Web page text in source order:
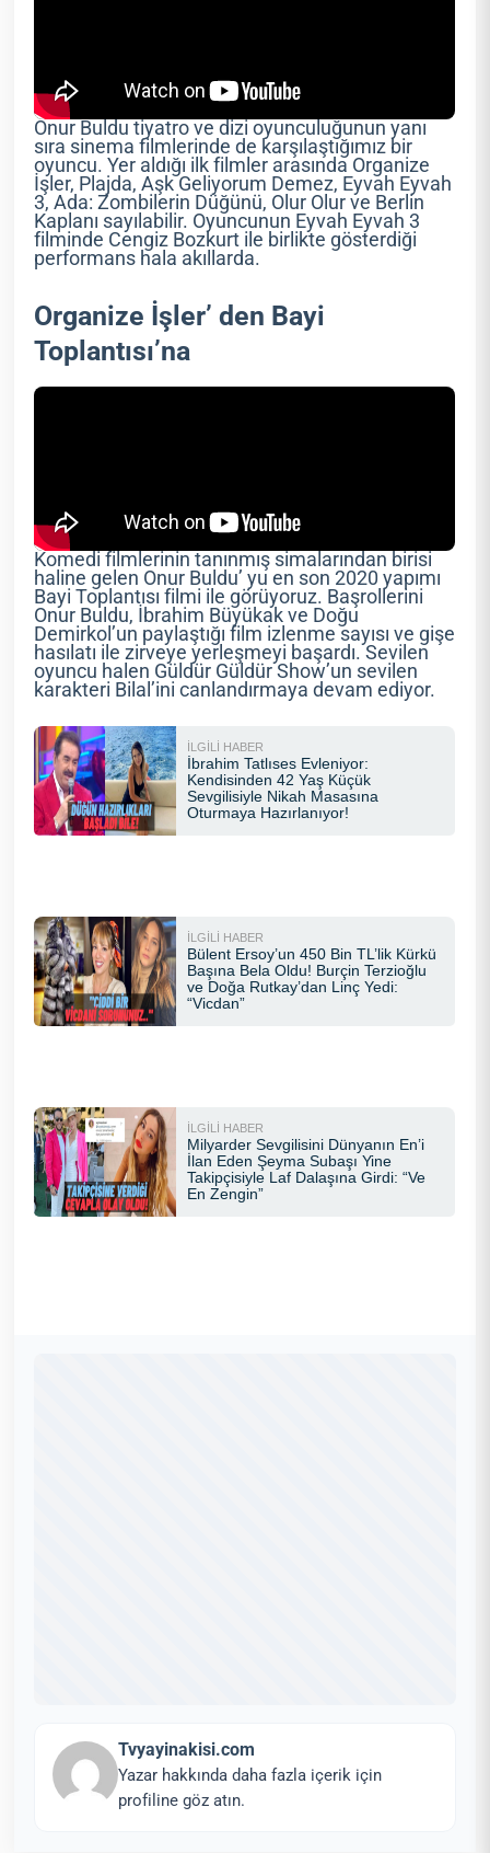
Onur Buldu tiyatro ve dizi oyunculuğunun yanı
sıra sinema filmlerinde de karşılaştığımız bir
oyuncu. Yer aldığı ilk filmler arasında Organize
İşler, Plajda, Aşk Geliyorum Demez, Eyvah Eyvah
3, Ada: Zombilerin Düğünü, Olur Olur ve Berlin
Kaplanı sayılabilir. Oyuncunun Eyvah Eyvah 3
filminde Cengiz Bozkurt ile birlikte gösterdiği
performans hala akıllarda.
Organize İşler’ den Bayi
Toplantısı’na
Komedi filmlerinin tanınmış simalarından birisi
haline gelen Onur Buldu’ yu en son 2020 yapımı
Bayi Toplantısı filmi ile görüyoruz. Başrollerini
Onur Buldu, İbrahim Büyükak ve Doğu
Demirkol’un paylaştığı film izlenme sayısı ve gişe
hasılatı ile zirveye yerleşmeyi başardı. Sevilen
oyuncu halen Güldür Güldür Show’un sevilen
karakteri Bilal’ini canlandırmaya devam ediyor.
Tvyayinakisi.com
Yazar hakkında daha fazla içerik için
profiline göz atın.